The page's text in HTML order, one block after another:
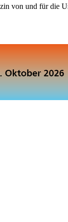
von und für die